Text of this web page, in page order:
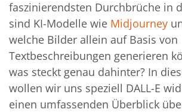
faszinierendsten Durchbrüche in
sind KI-Modelle wie Midjourney
welche Bilder allein auf Basis von
Textbeschreibungen generieren
was steckt genau dahinter? In
wollen wir uns speziell DALL-E
einen umfassenden Überblick